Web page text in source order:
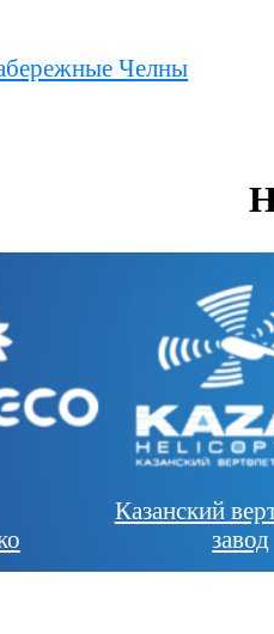
Челны
Казанский
завод